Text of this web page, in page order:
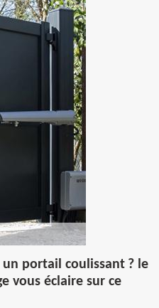
portail coulissant ? le
vous éclaire sur ce